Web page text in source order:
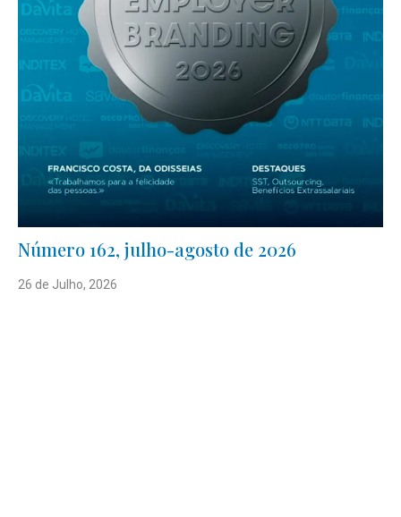
Número 162, julho-agosto de 2026
26 de Julho, 2026